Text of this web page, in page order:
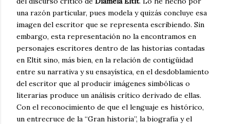
una razón particular, pues modela y quizás concluye esa
imagen del escritor que se representa escribiendo. Sin
embargo, esta representación no la encontramos en
personajes escritores dentro de las historias contadas
en Eltit sino, más bien, en la relación de contigüidad
entre su narrativa y su ensayística, en el desdoblamiento
del escritor que al producir imágenes simbólicas o
literarias produce un análisis crítico derivado de ellas.
Con el reconocimiento de que el lenguaje es histórico,
un entrecruce de la “Gran historia”, la biografía y el